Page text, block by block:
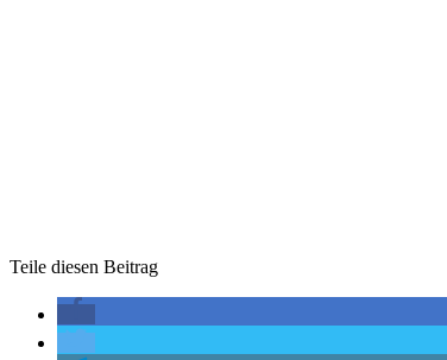
Teile diesen Beitrag